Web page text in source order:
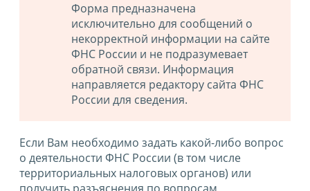
Форма предназначена
исключительно для сообщений о
некорректной информации на сайте
ФНС России и не подразумевает
обратной связи. Информация
направляется редактору сайта ФНС
России для сведения.
Если Вам необходимо задать какой-либо вопрос
о деятельности ФНС России (в том числе
территориальных налоговых органов) или